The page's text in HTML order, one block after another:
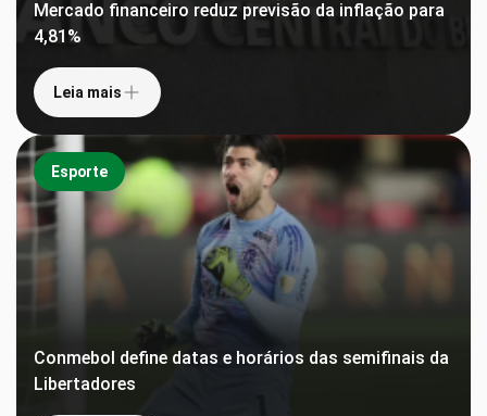
Mercado financeiro reduz previsão da inflação para
4,81%
Leia mais
Esporte
Conmebol define datas e horários das semifinais da
Libertadores